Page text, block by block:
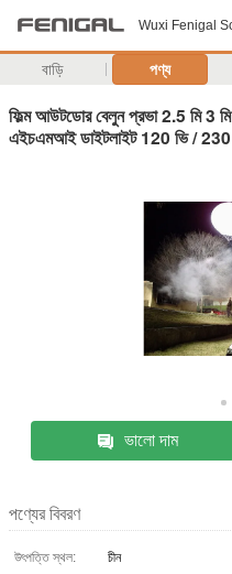
Wuxi Fenigal
বাড়ি পণ্য
ফিল্ম আউটডোর বেলুন প্রভা 2.5 মি 3
এইচএমআই ডাইটলাইট 120 ভি /
ভালো দাম
পণ্যের বিবরণ
উৎপত্তি স্থল:
চীন